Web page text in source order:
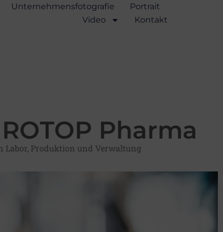
Unternehmensfotografie
Portrait
Video
Kontakt
Pharma
Labor, Produktion und Verwaltung